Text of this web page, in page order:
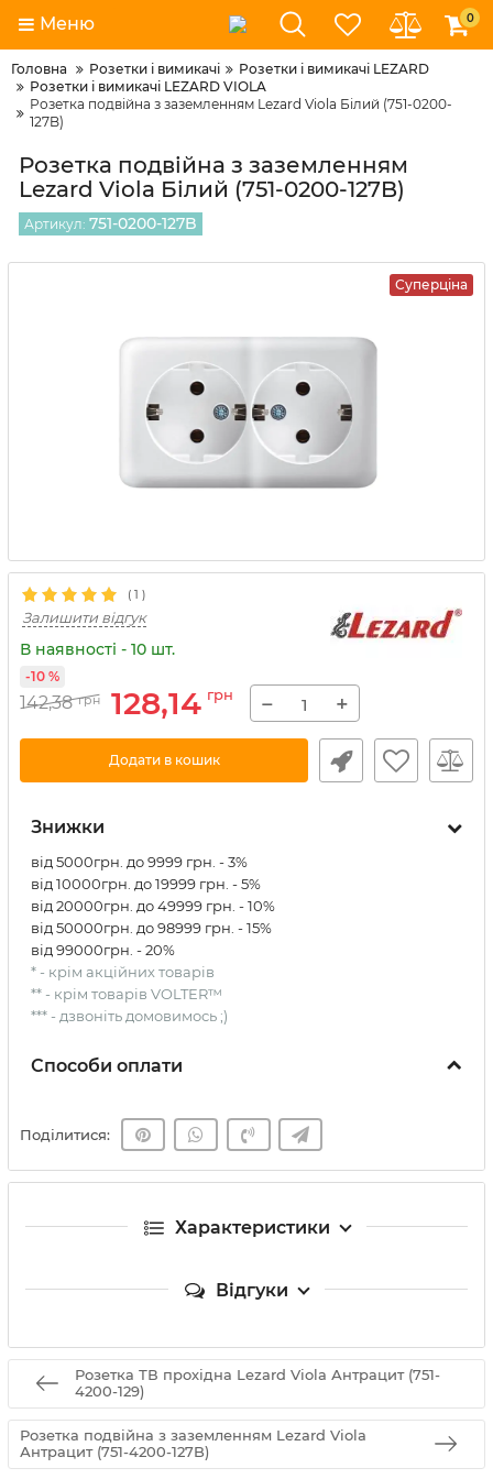
Меню 0
Головна Розетки і вимикачі
Розетки і вимикачі LEZARD
Розетки і вимикачі LEZARD VIOLA
Розетка подвійна з заземленням Lezard Viola Білий (751-0200-
127B)
Розетка подвійна з заземленням
Lezard Viola Білий (751-0200-127B)
Артикул: 751-0200-127B
Суперціна
( 1 )
Залишити відгук
В наявності - 10 шт.
142,38 грн 128,14 грн
-10 %
− +
Додати в кошик
Знижки
від 5000грн. до 9999 грн. - 3%
від 10000грн. до 19999 грн. - 5%
від 20000грн. до 49999 грн. - 10%
від 50000грн. до 98999 грн. - 15%
від 99000грн. - 20%
* - крім акційних товарів
** - крім товарів VOLTER™
*** - дзвоніть домовимось ;)
Способи оплати
Поділитися:
Характеристики
Відгуки
Розетка ТВ прохідна Lezard Viola Антрацит (751-
4200-129)
Розетка подвійна з заземленням Lezard Viola
Антрацит (751-4200-127B)